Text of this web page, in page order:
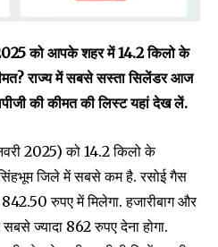
को आपके शहर में 14.2 किलो के
राज्य में सबसे सस्ता सिलेंडर आज
की कीमत की लिस्ट यहां देख लें.
2025) को 14.2 किलो के
सिंहभूम जिले में सबसे कम है. रसोई गैस
रुपए में मिलेगा. हजारीबाग और
ज्यादा 862 रुपए देना होगा.